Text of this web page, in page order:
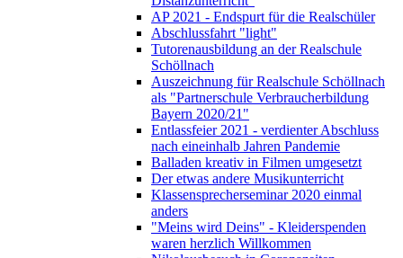
AP 2021 - Endspurt für die Realschüler
Abschlussfahrt "light"
Tutorenausbildung an der Realschule
Schöllnach
Auszeichnung für Realschule Schöllnach
als "Partnerschule Verbraucherbildung
Bayern 2020/21"
Entlassfeier 2021 - verdienter Abschluss
nach eineinhalb Jahren Pandemie
Balladen kreativ in Filmen umgesetzt
Der etwas andere Musikunterricht
Klassensprecherseminar 2020 einmal
anders
"Meins wird Deins" - Kleiderspenden
waren herzlich Willkommen